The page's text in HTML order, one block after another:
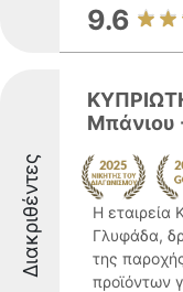
9.6
Διακριθέντες
Μπάνιου
Η εταιρεία
Γλυφάδα,
της
προϊόντων